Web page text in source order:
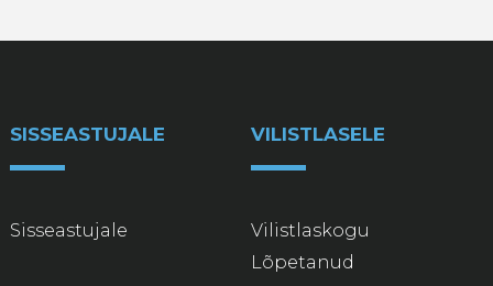
SISSEASTUJALE
Sisseastujale
VILISTLASELE
Vilistlaskogu
Lõpetanud